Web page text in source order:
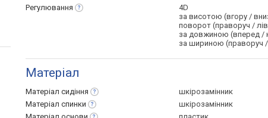
Регулювання
4D
за висотою (вгору /
поворот (праворуч /
за довжиною (вперед /
за шириною (праворуч /
Матеріал
Матеріал сидіння
шкірозамінник
Матеріал спинки
шкірозамінник